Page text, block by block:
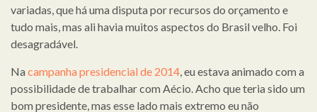
variadas, que há uma disputa por recursos do orçamento e
tudo mais, mas ali havia muitos aspectos do Brasil velho. Foi
desagradável.
Na campanha presidencial de 2014 , eu estava animado com a
possibilidade de trabalhar com Aécio. Acho que teria sido um
bom presidente, mas esse lado mais extremo eu não